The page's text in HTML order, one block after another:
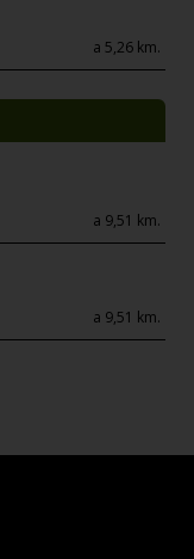
a 5,26 km.
a 9,51 km.
a 9,51 km.